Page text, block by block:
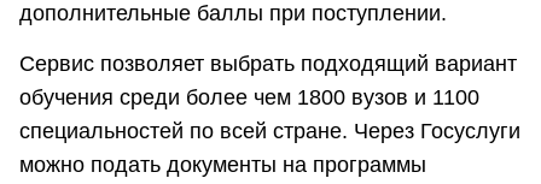
дополнительные баллы при поступлении.
Сервис позволяет выбрать подходящий вариант
обучения среди более чем 1800 вузов и 1100
специальностей по всей стране. Через Госуслуги
можно подать документы на программы